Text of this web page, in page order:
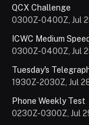
QCX Challenge
0300Z-0400Z, Jul
ICWC Medium
0300Z-0400Z, Jul
Tuesday's
1930Z-2030Z, Jul
Phone Weekly Test
0230Z-0300Z, Jul